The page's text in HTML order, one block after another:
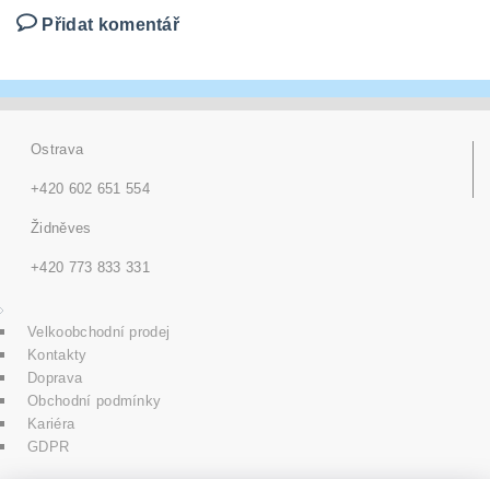
Přidat komentář
Ostrava
+420 602 651 554
Židněves
+420 773 833 331
Velkoobchodní prodej
Kontakty
Doprava
Obchodní podmínky
Kariéra
GDPR